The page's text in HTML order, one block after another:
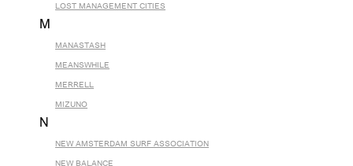
LOST MANAGEMENT CITIES
M
MANASTASH
MEANSWHILE
MERRELL
MIZUNO
N
NEW AMSTERDAM SURF ASSOCIATION
NEW BALANCE